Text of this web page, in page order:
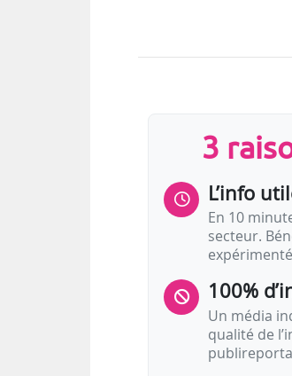
hausse de 12 % à
soutenus par le
3
L’info
En 10
secteur.
100%
Un média
qualité de